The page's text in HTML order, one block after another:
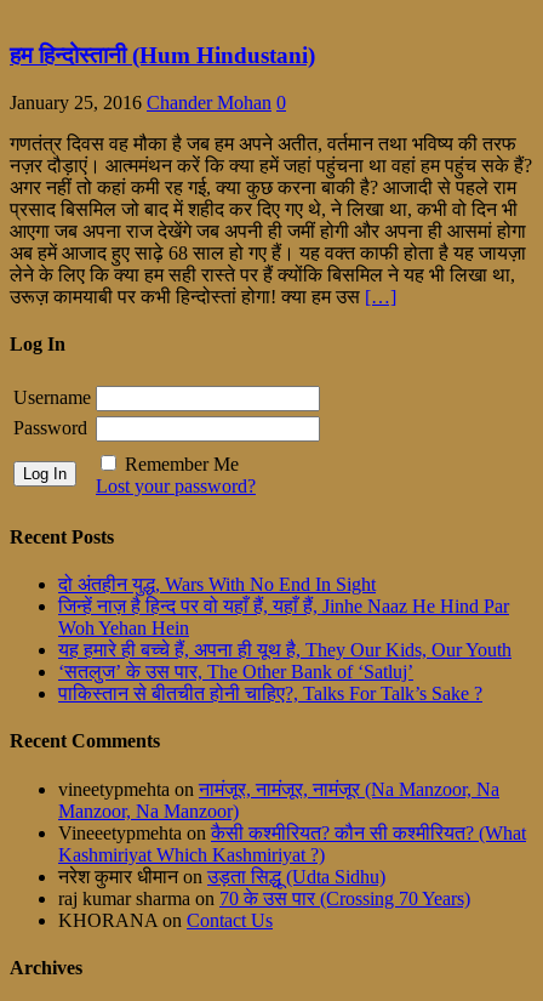
हम हिन्दोस्तानी (Hum Hindustani)
January 25, 2016 Chander Mohan 0
गणतंत्र दिवस वह मौका है जब हम अपने अतीत, वर्तमान तथा भविष्य की तरफ
नज़र दौड़ाएं। आत्ममंथन करें कि क्या हमें जहां पहुंचना था वहां हम पहुंच सके हैं?
अगर नहीं तो कहां कमी रह गई, क्या कुछ करना बाकी है? आजादी से पहले राम
प्रसाद बिसमिल जो बाद में शहीद कर दिए गए थे, ने लिखा था, कभी वो दिन भी
आएगा जब अपना राज देखेंगे जब अपनी ही जमीं होगी और अपना ही आसमां होगा
अब हमें आजाद हुए साढ़े 68 साल हो गए हैं। यह वक्त काफी होता है यह जायज़ा
लेने के लिए कि क्या हम सही रास्ते पर हैं क्योंकि बिसमिल ने यह भी लिखा था,
उरूज़ कामयाबी पर कभी हिन्दोस्तां होगा! क्या हम उस […]
Log In
Username
Password
Remember Me
Lost your password?
Recent Posts
दो अंतहीन युद्ध, Wars With No End In Sight
जिन्हें नाज़ है हिन्द पर वो यहाँ हैं, यहाँ हैं, Jinhe Naaz He Hind Par
Woh Yehan Hein
यह हमारे ही बच्चे हैं, अपना ही यूथ है, They Our Kids, Our Youth
‘सतलुज’ के उस पार, The Other Bank of ‘Satluj’
पाकिस्तान से बीतचीत होनी चाहिए?, Talks For Talk’s Sake ?
Recent Comments
vineetypmehta on नामंजूर, नामंजूर, नामंजूर (Na Manzoor, Na
Manzoor, Na Manzoor)
Vineeetypmehta on कैसी कश्मीरियत? कौन सी कश्मीरियत? (What
Kashmiriyat Which Kashmiriyat ?)
नरेश कुमार धीमानon उड़ता सिद्धू (Udta Sidhu)
raj kumar sharma on 70 के उस पार (Crossing 70 Years)
KHORANA on Contact Us
Archives